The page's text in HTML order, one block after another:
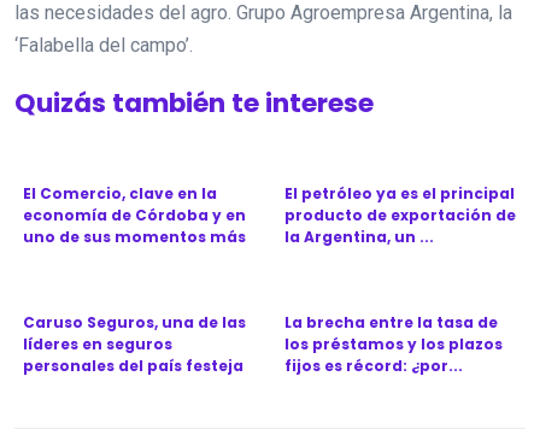
las necesidades del agro. Grupo Agroempresa Argentina, la
‘Falabella del campo’.
Quizás también te interese
El Comercio, clave en la
economía de Córdoba y en
uno de sus momentos más
El petróleo ya es el principal
producto de exportación de
la Argentina, un ...
Caruso Seguros, una de las
líderes en seguros
personales del país festeja
La brecha entre la tasa de
los préstamos y los plazos
fijos es récord: ¿por...